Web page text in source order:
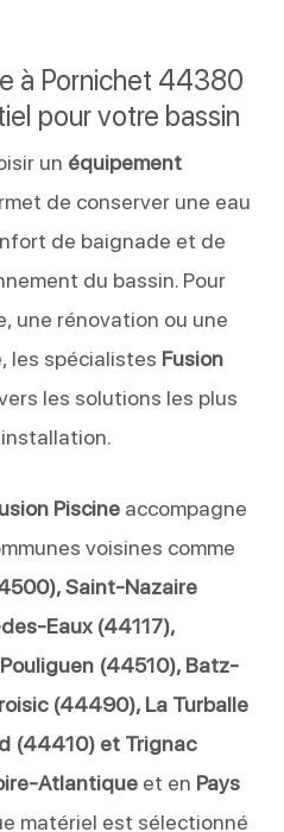
à Pornichet 44380
pour votre bassin
un équipement
de conserver une eau
de baignade et de
du bassin. Pour
une rénovation ou une
les spécialistes Fusion
les solutions les plus
Piscineaccompagne
voisines comme
Saint-Nazaire
Eaux (44117),
(44510), Batz-
(44490), La Turballe
(44410) et Trignac
Atlantiqueet en Pays
matériel est sélectionné